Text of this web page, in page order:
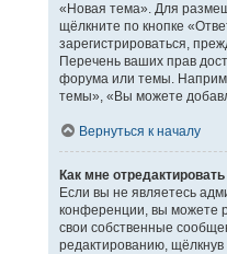
«Новая тема». Для
щёлкните по кнопке
зарегистрироваться,
Перечень ваших прав
форума или темы.
темы», «Вы можете
Вернуться к началу
Как мне
Если вы не являетесь
конференции, вы можете
свои собственные
редактированию, щёлкнув